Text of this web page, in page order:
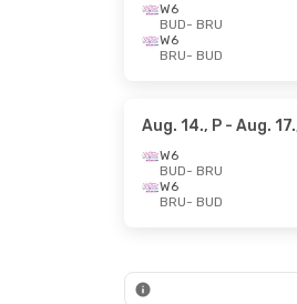
W6
BUD- BRU
W6
BRU- BUD
Aug. 14., P - Aug.
W6
BUD- BRU
W6
BRU- BUD